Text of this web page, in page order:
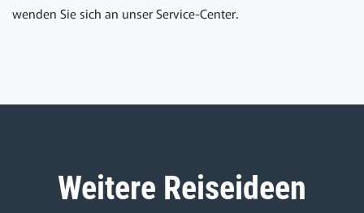
wenden Sie sich an unser Service-Center.
Weitere Reiseideen